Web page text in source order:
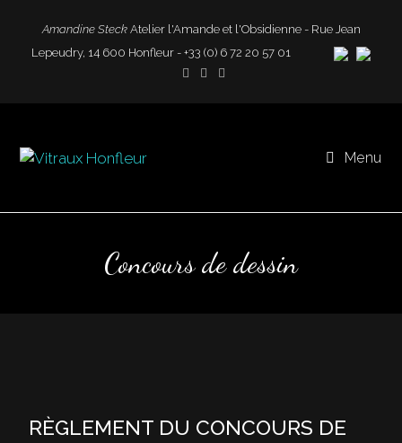
Amandine SteckAtelier l'Amande et l'Obsidienne - Rue Jean
Lepeudry, 14 600 Honfleur - +33 (0) 6 72 20 57 01
Menu
Concours de dessin
RÈGLEMENT DU CONCOURS DE